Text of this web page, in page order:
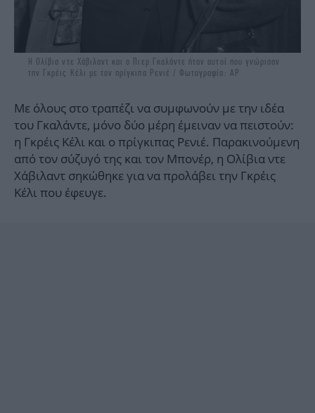
Η Ολίβια ντε Χάβιλαντ και ο Πιερ Γκαλάντε ήταν αυτοί που γνώρισαν
την Γκρέις Κέλι με τον πρίγκιπα Ρενιέ / Φωτογραφία: ΑΡ
Με όλους στο τραπέζι να συμφωνούν με την ιδέα
του Γκαλάντε, μόνο δύο μέρη έμειναν να πειστούν:
η Γκρέις Κέλι και ο πρίγκιπας Ρενιέ. Παρακινούμενη
από τον σύζυγό της και τον Μπονέρ, η Ολίβια ντε
Χάβιλαντ σηκώθηκε για να προλάβει την Γκρέις
Κέλι που έφευγε.